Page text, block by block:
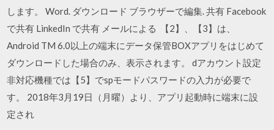
します。 Word. ダウンロード ブラウザーで編集. 共有 Facebook
で共有 LinkedIn で共有 メールによる 【2】、【3】は、
Android TM 6.0以上の端末にデータ保管BOXアプリをはじめて
ダウンロードした場合のみ、表示されます。 dアカウント設定
非対応機種では【5】でspモードパスワードの入力が必要で
す。 2018年3月19日（月曜）より、アプリ起動時に端末に設
定され